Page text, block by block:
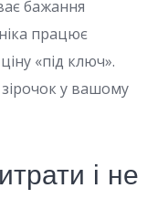
бажання
працює
«під ключ».
у вашому
і не